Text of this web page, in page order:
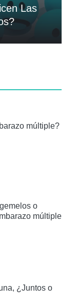
Las
múltiple?
o
múltiple
¿Juntos o